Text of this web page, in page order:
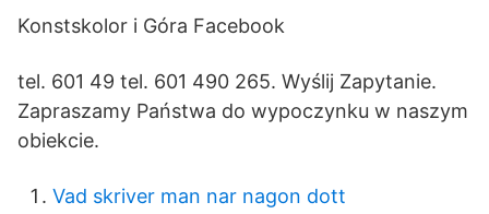
Konstskolor i Góra Facebook
tel. 601 49 tel. 601 490 265. Wyślij Zapytanie.
Zapraszamy Państwa do wypoczynku w naszym
obiekcie.
Vad skriver man nar nagon dott